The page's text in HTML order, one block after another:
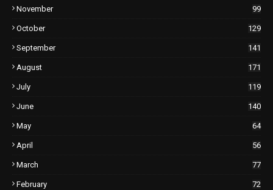
November 99
October 129
September 141
August 171
July 119
June 140
May 64
April 56
March 77
February 72